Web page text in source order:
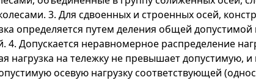
3. Для сдвоенных и строенных осей,
определяется путем деления общей допустимой
4. Допускается неравномерное распределение
нагрузка на тележку не превышает допустимую, и
осевую нагрузку соответствующей